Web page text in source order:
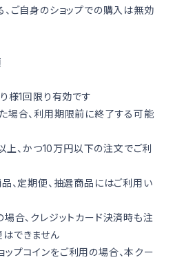
、ご自身のショップでの購入は無効
様1回限り有効です
場合、利用期限前に終了する可能
上、かつ10万円以下の注文でご利
品、定期便、抽選商品にはご利用い
場合、クレジットカード決済時も注
できません
プコインをご利用の場合、本クー